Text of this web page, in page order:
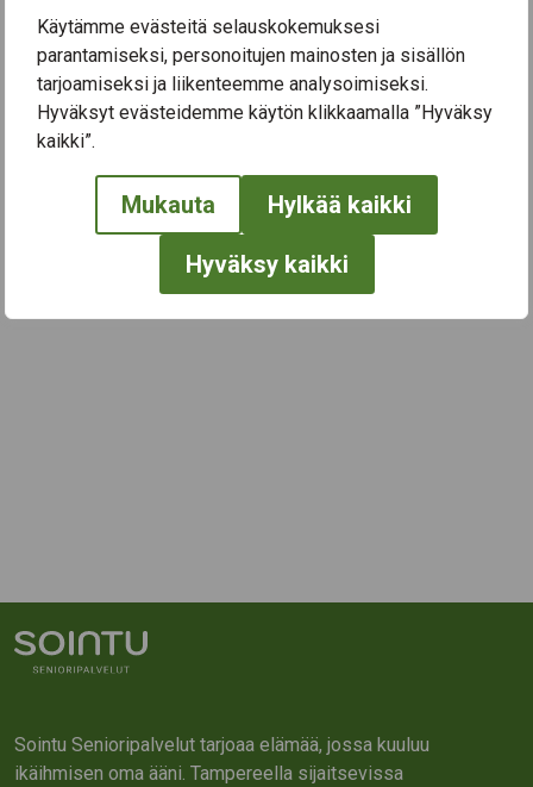
Käytämme evästeitä selauskokemuksesi
parantamiseksi, personoitujen mainosten ja sisällön
tarjoamiseksi ja liikenteemme analysoimiseksi.
Hyväksyt evästeidemme käytön klikkaamalla ”Hyväksy
kaikki”.
Mukauta Hylkää kaikki
Hyväksy kaikki
← Näytä kaikki tapahtumat
Sointu Senioripalvelut tarjoaa elämää, jossa kuuluu
ikäihmisen oma ääni. Tampereella sijaitsevissa